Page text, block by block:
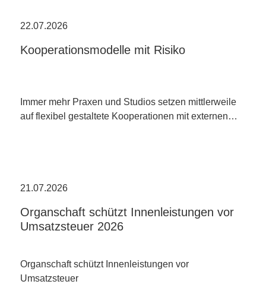
22.07.2026
Kooperationsmodelle mit Risiko
Immer mehr Praxen und Studios setzen mittlerweile
auf flexibel gestaltete Kooperationen mit externen…
21.07.2026
Organschaft schützt Innenleistungen vor
Umsatzsteuer 2026
Organschaft schützt Innenleistungen vor
Umsatzsteuer